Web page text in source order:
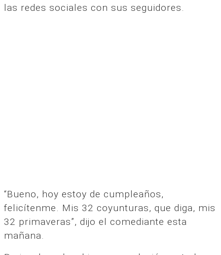
las redes sociales con sus seguidores.
“Bueno, hoy estoy de cumpleaños,
felicítenme. Mis 32 coyunturas, que diga, mis
32 primaveras”, dijo el comediante esta
mañana.